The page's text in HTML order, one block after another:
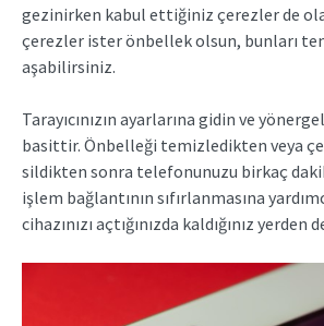
gezinirken kabul ettiğiniz çerezler de
çerezler ister önbellek olsun, bunları
aşabilirsiniz.
Tarayıcınızın ayarlarına gidin ve
basittir. Önbelleği temizledikten veya
sildikten sonra telefonunuzu birkaç
işlem bağlantının sıfırlanmasına
cihazınızı açtığınızda kaldığınız